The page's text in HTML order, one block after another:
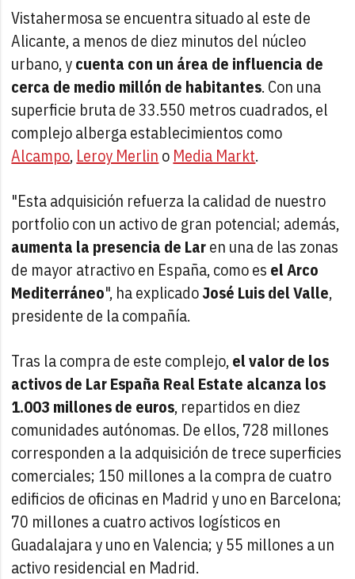
Vistahermosa se encuentra situado al este de
Alicante, a menos de diez minutos del núcleo
urbano, ycuenta con un área de influencia de
cerca de medio millón de habitantes. Con una
superficie bruta de 33.550 metros cuadrados, el
complejo alberga establecimientos como
Alcampo, Leroy Merlin o Media Markt.
"Esta adquisición refuerza la calidad de nuestro
portfolio con un activo de gran potencial; además,
aumenta la presencia de Laren una de las zonas
de mayor atractivo en España, como es el Arco
Mediterráneo", ha explicadoJosé Luis del Valle,
presidente de la compañía.
Tras la compra de este complejo,el valor de los
activos de Lar España Real Estate alcanza los
1.003 millones de euros, repartidos en diez
comunidades autónomas. De ellos, 728 millones
corresponden a la adquisición de trece superficies
comerciales; 150 millones a la compra de cuatro
edificios de oficinas en Madrid y uno en Barcelona;
70 millones a cuatro activos logísticos en
Guadalajara y uno en Valencia; y 55 millones a un
activo residencial en Madrid.